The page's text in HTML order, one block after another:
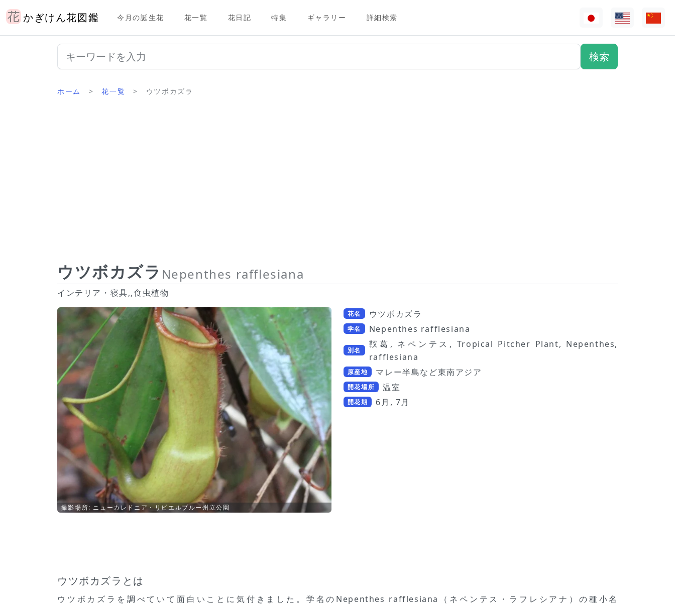
かぎけん花図鑑 今月の誕生花 花一覧 花日記 特集 ギャラリー 詳細検索
ホーム 花一覧 ウツボカズラ
ウツボカズラ Nepenthes rafflesiana
インテリア・寝具,,食虫植物
撮影場所: ニューカレドニア・リビエルブルー州立公園
花名 ウツボカズラ
学名 Nepenthes rafflesiana
別名
靫葛, ネペンテス, Tropical Pitcher Plant, Nepenthes,
rafflesiana
原産地 マレー半島など東南アジア
開花場所 温室
開花期 6月, 7月
ウツボカズラとは
ウツボカズラを調べていて面白いことに気付きました。学名のNepenthes rafflesiana（ネペンテス・ラフレシアナ）の種小名